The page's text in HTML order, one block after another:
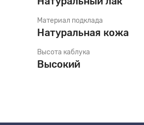
Материал подклада
Натуральная кожа
Высота каблука
Высокий